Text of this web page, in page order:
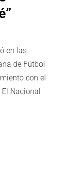
en las
de Fútbol
con el
Nacional